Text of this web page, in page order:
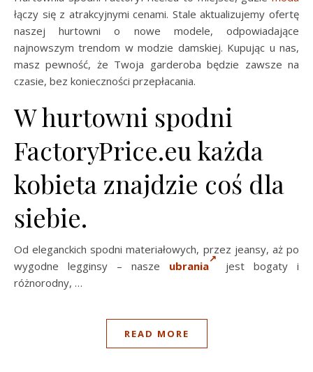
łączy się z atrakcyjnymi cenami. Stale aktualizujemy ofertę
naszej hurtowni o nowe modele, odpowiadające
najnowszym trendom w modzie damskiej. Kupując u nas,
masz pewność, że Twoja garderoba będzie zawsze na
czasie, bez konieczności przepłacania.
W hurtowni spodni
FactoryPrice.eu każda
kobieta znajdzie coś dla
siebie.
Od eleganckich spodni materiałowych, przez jeansy, aż po
wygodne legginsy – nasze ubrania
jest bogaty i
różnorodny, …
READ MORE